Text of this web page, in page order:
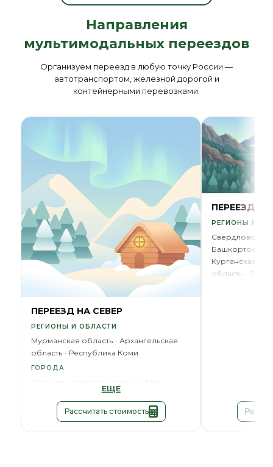
Направления
мультимодальных переездов
Организуем переезд в любую точку России —
автотранспортом, железной дорогой и
контейнерными перевозками.
ПЕРЕЕЗД НА СЕВЕР
РЕГИОНЫ И ОБЛАСТИ
Мурманская область
Архангельская
область
Республика Коми
ГОРОДА
Воркута Нарьян-Мар
ЕЩЕ
Рассчитать стоимость
ПЕРЕЕЗД НА
РЕГИОНЫ И
Свердловская
Башкортостан
Курганская
область